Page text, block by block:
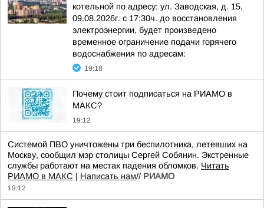
котельной по адресу: ул. Заводская, д. 15,
09.08.2026г. с 17:30ч. до восстановления
электроэнергии, будет произведено
временное ограничение подачи горячего
водоснабжения по адресам:
19:18
Почему стоит подписаться на РИАМО в
МАКС?
19:12
Системой ПВО уничтожены три беспилотника, летевших на
Москву, сообщил мэр столицы Сергей Собянин. Экстренные
службы работают на местах падения обломков. Читать
РИАМО в МАКС | Написать нам// РИАМО
19:12